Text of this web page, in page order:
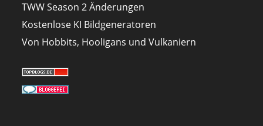
TWW Season 2 Änderungen
Kostenlose KI Bildgeneratoren
Von Hobbits, Hooligans und Vulkaniern